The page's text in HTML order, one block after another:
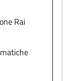
Rai